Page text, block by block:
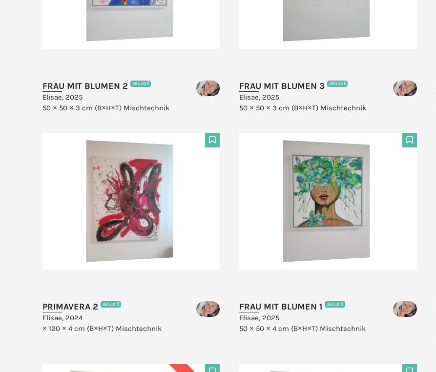
FRAU MIT BLUMEN 2 380,00 €
Elisae, 2025
50 × 50 × 3 cm (B×H×T) Mischtechnik
FRAU MIT BLUMEN 3 380,00 €
Elisae, 2025
50 × 50 × 3 cm (B×H×T) Mischtechnik
F
PRIMAVERA 2 985,00 €
Elisae, 2024
× 120 × 4 cm (B×H×T) Mischtechnik
F
FRAU MIT BLUMEN 1 380,00 €
Elisae, 2025
50 × 50 × 4 cm (B×H×T) Mischtechnik